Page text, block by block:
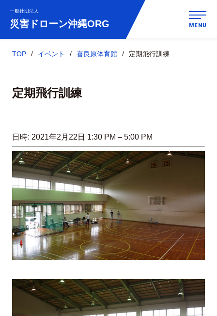
一般社団法人
災害ドローン沖縄ORG MENU
TOP イベント 喜良原体育館 定期飛行訓練
定期飛行訓練
日時: 2021年2月22日 1:30 PM – 5:00 PM